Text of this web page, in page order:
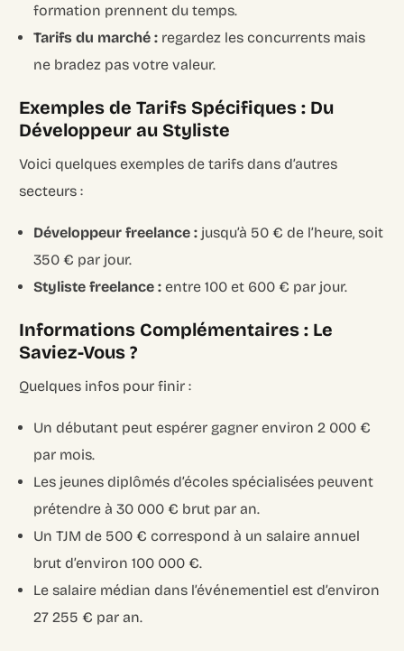
formation prennent du temps.
Tarifs du marché : regardez les concurrents mais
ne bradez pas votre valeur.
Exemples de Tarifs Spécifiques : Du
Développeur au Styliste
Voici quelques exemples de tarifs dans d’autres
secteurs :
Développeur freelance : jusqu’à 50 € de l’heure, soit
350 € par jour.
Styliste freelance : entre 100 et 600 € par jour.
Informations Complémentaires : Le
Saviez-Vous ?
Quelques infos pour finir :
Un débutant peut espérer gagner environ 2 000 €
par mois.
Les jeunes diplômés d’écoles spécialisées peuvent
prétendre à 30 000 € brut par an.
Un TJM de 500 € correspond à un salaire annuel
brut d’environ 100 000 €.
Le salaire médian dans l’événementiel est d’environ
27 255 € par an.